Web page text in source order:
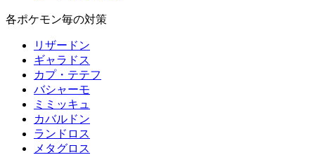
各ポケモン毎の対策
リザードン
ギャラドス
カプ・テテフ
バシャーモ
ミミッキュ
カバルドン
ランドロス
メタグロス